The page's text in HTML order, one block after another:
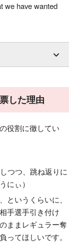
we have wanted
した理由
役割に徹してい
つつ、跳ね返りに
にぃ）
というくらいに、
手選手引き付け
ままレギュラー奪
ってほしいです。